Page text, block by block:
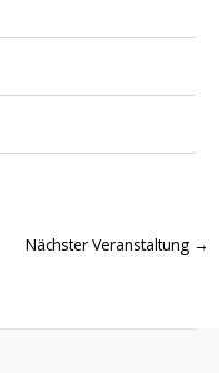
Nächster Veranstaltung →